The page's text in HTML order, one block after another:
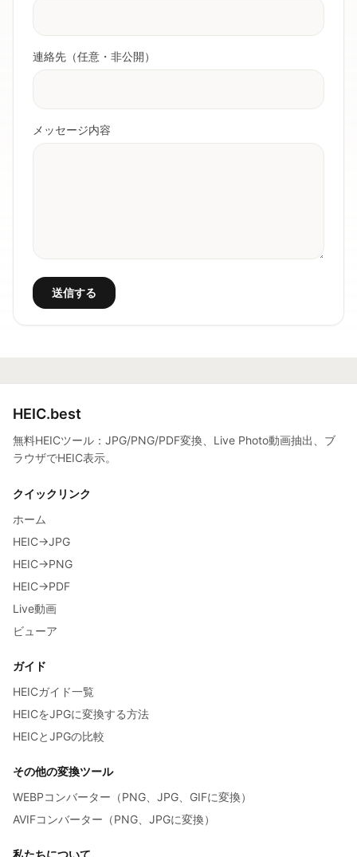
連絡先（任意・非公開）
メッセージ内容
送信する
HEIC.best
無料HEICツール：JPG/PNG/PDF変換、Live Photo動画抽出、ブ
ラウザでHEIC表示。
クイックリンク
ホーム
HEIC→JPG
HEIC→PNG
HEIC→PDF
Live動画
ビューア
ガイド
HEICガイド一覧
HEICをJPGに変換する方法
HEICとJPGの比較
その他の変換ツール
WEBPコンバーター（PNG、JPG、GIFに変換）
AVIFコンバーター（PNG、JPGに変換）
私たちについて